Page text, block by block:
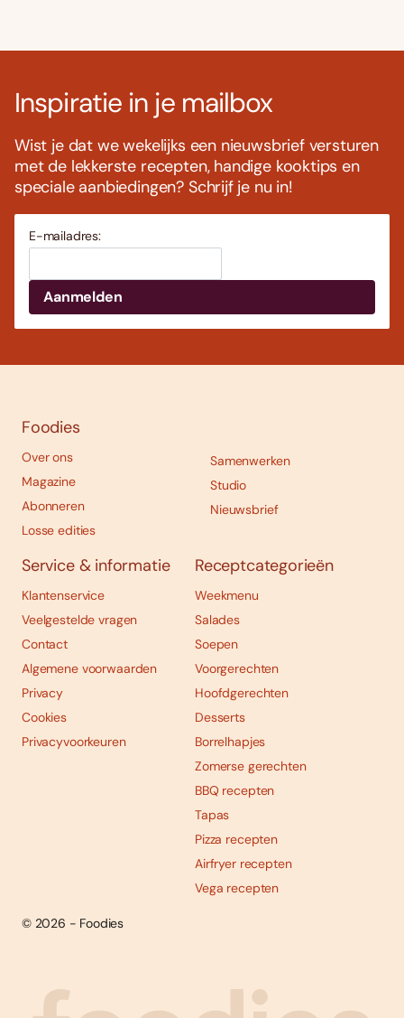
Abonneren
Inspiratie in je mailbox
Wist je dat we wekelijks een nieuwsbrief versturen
met de lekkerste recepten, handige kooktips en
speciale aanbiedingen? Schrijf je nu in!
E-mailadres:
Foodies
Over ons
Magazine
Abonneren
Losse edities
Samenwerken
Studio
Nieuwsbrief
Service & informatie
Klantenservice
Veelgestelde vragen
Contact
Algemene voorwaarden
Privacy
Cookies
Privacyvoorkeuren
Receptcategorieën
Weekmenu
Salades
Soepen
Voorgerechten
Hoofdgerechten
Desserts
Borrelhapjes
Zomerse gerechten
BBQ recepten
Tapas
Pizza recepten
Airfryer recepten
Vega recepten
© 2026 - Foodies